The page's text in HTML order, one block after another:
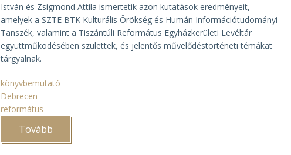
István és Zsigmond Attila ismertetik azon kutatások eredményeit,
amelyek a SZTE BTK Kulturális Örökség és Humán Információtudományi
Tanszék, valamint a Tiszántúli Református Egyházkerületi Levéltár
együttműködésében születtek, és jelentős művelődéstörténeti témákat
tárgyalnak.
könyvbemutató
Debrecen
református
Tovább
művelődéstörténet